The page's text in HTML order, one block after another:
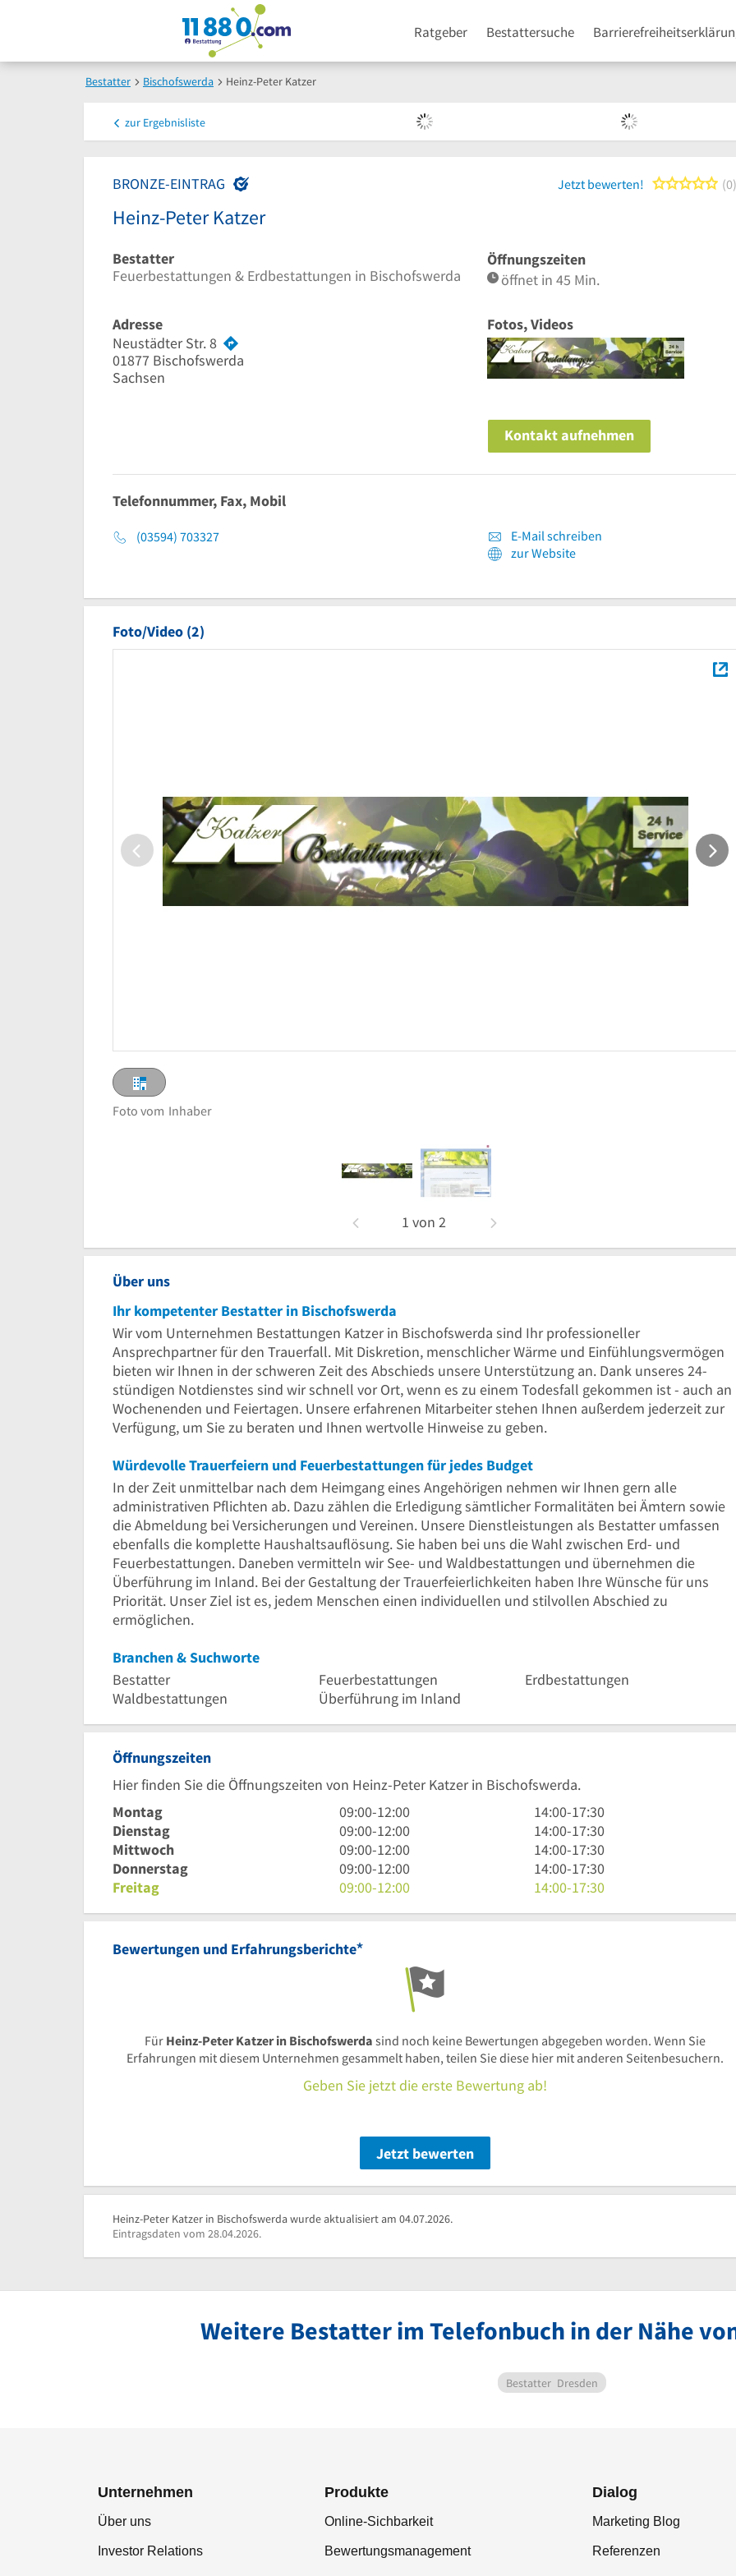
Ratgeber Bestattersuche
Bestatter Bischofswerda Heinz-Peter Katzer
zur Ergebnisliste
BRONZE-EINTRAG Jetzt bewerten! 00
Heinz-Peter Katzer
Bestatter
Feuerbestattungen & Erdbestattungen in Bischofswerda
Öffnungszeiten
öffnet in 45 Min.
Adresse
Neustädter Str. 8
01877 Bischofswerda
Sachsen
Fotos, Videos
Kontakt aufnehmen
Telefonnummer, Fax, Mobil
(03594) 703327
E-Mail schreiben
zur Website
Foto/Video (2)
Foto vom Inhaber
1 von 2
Über uns
Ihr kompetenter Bestatter in Bischofswerda
Wir vom Unternehmen Bestattungen Katzer in Bischofswerda sind Ihr professioneller
Ansprechpartner für den Trauerfall. Mit Diskretion, menschlicher Wärme und Einfühlungsvermögen
bieten wir Ihnen in der schweren Zeit des Abschieds unsere Unterstützung an. Dank unseres 24-
stündigen Notdienstes sind wir schnell vor Ort, wenn es zu einem Todesfall gekommen ist - auch an
Wochenenden und Feiertagen. Unsere erfahrenen Mitarbeiter stehen Ihnen außerdem jederzeit zur
Verfügung, um Sie zu beraten und Ihnen wertvolle Hinweise zu geben.
Würdevolle Trauerfeiern und Feuerbestattungen für jedes Budget
In der Zeit unmittelbar nach dem Heimgang eines Angehörigen nehmen wir Ihnen gern alle
administrativen Pflichten ab. Dazu zählen die Erledigung sämtlicher Formalitäten bei Ämtern sowie
die Abmeldung bei Versicherungen und Vereinen. Unsere Dienstleistungen als Bestatter umfassen
ebenfalls die komplette Haushaltsauflösung. Sie haben bei uns die Wahl zwischen Erd- und
Feuerbestattungen. Daneben vermitteln wir See- und Waldbestattungen und übernehmen die
Überführung im Inland. Bei der Gestaltung der Trauerfeierlichkeiten haben Ihre Wünsche für uns
Priorität. Unser Ziel ist es, jedem Menschen einen individuellen und stilvollen Abschied zu
ermöglichen.
Branchen & Suchworte
Bestatter
Feuerbestattungen
Erdbestattungen
Waldbestattungen
Überführung im Inland
Öffnungszeiten
Hier finden Sie die Öffnungszeiten von Heinz-Peter Katzer in Bischofswerda.
Montag
9
Uhr
bis
12
Uhr
09:00-12:00
14
Uhr
bis
17
Uhr
14:00-17:30
Dienstag
9
Uhr
bis
12
09:00-12:00
14
Uhr
bis
17
14:00-17:30
Mittwoch
9
Uhr
bis
09:00-12:00
14
Uhr
bis
14:00-17:30
Donnerstag
9
Uhr
Uhr
09:00-12:00
14
Uhr
14:00-17:30
Freitag
9
12
09:00-12:00
14
14:00-17:30
Bewertungen und Erfahrungsberichte*
Für Heinz-Peter Katzer in Bischofswerda sind noch keine Bewertungen abgegeben worden. Wenn Sie
Erfahrungen mit diesem Unternehmen gesammelt haben, teilen Sie diese hier mit anderen Seitenbesuchern.
Geben Sie jetzt die erste Bewertung ab!
Jetzt bewerten
Heinz-Peter Katzer in Bischofswerda wurde aktualisiert am 04.07.2026.
Eintragsdaten vom 28.04.2026.
Weitere Bestatter im Telefonbuch in der Nähe
Bestatter Dresden
Unternehmen
Über uns
Investor Relations
Produkte
Online-Sichbarkeit
Bewertungsmanagement
Dialog
Marketing Blog
Referenzen